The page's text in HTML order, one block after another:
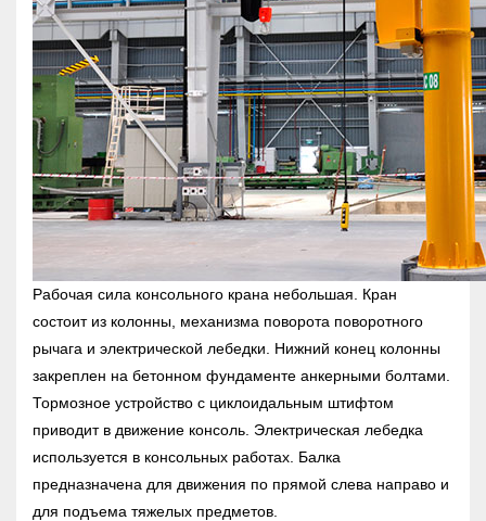
Рабочая сила консольного крана небольшая. Кран
состоит из колонны, механизма поворота поворотного
рычага и электрической лебедки. Нижний конец колонны
закреплен на бетонном фундаменте анкерными болтами.
Тормозное устройство с циклоидальным штифтом
приводит в движение консоль. Электрическая лебедка
используется в консольных работах. Балка
предназначена для движения по прямой слева направо и
для подъема тяжелых предметов.